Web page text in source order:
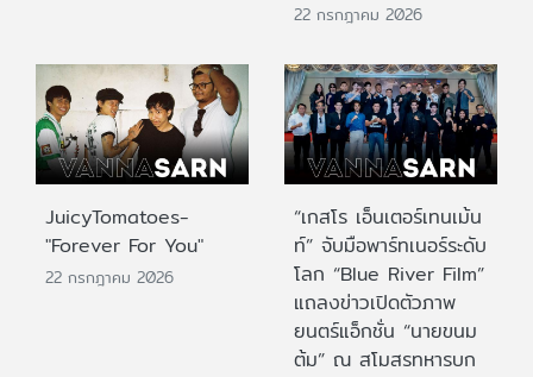
22 กรกฎาคม 2026
JuicyTomatoes-
"Forever For You"
22 กรกฎาคม 2026
“เกสโร เอ็นเตอร์เทนเม้น
ท์” จับมือพาร์ทเนอร์ระดับ
โลก “Blue River Film”
แถลงข่าวเปิดตัวภาพ
ยนตร์แอ็กชั่น “นายขนม
ต้ม” ณ สโมสรทหารบก